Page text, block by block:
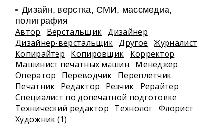
Дизайн, верстка, СМИ, массмедиа,
полиграфия
Автор Верстальщик Дизайнер
Дизайнер-верстальщик Другое
Журналист
Копирайтер
Копировщик
Корректор
Машинист печатных машин
Менеджер
Оператор
Переводчик
Переплетчик
Печатник
Редактор Резчик
Рерайтер
Специалист по допечатной подготовке
Технический редактор
Технолог Флорист
Художник (1)